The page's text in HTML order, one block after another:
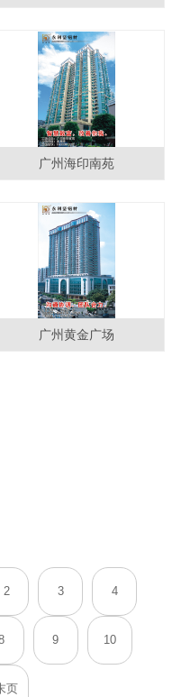
广州海印南苑
广州黄金广场
2 3 4
9 10
页